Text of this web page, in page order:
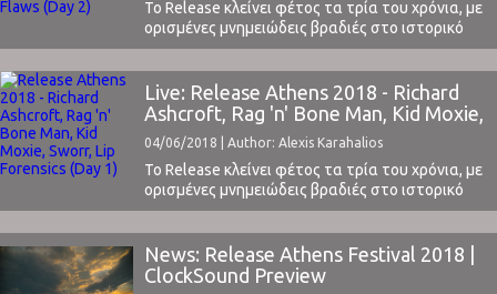
To Release κλείνει φέτος τα τρία του χρόνια, με
ορισμένες μνημειώδεις βραδιές στο ιστορικό
του, έχοντας βάλει τη σφραγίδα του στον
χάρτη των μεγάλων εγχώριων φεστιβάλ. Το
ClockSound, πιστό στο ραντεβού του, έδωσε
και φέτος το παρόν και παρουσιάσει τις
εντυπώσεις τον συντακτών του για κάθε
βραδιά του φεστιβάλ.Μας άρεσαν ...
Live: Release Athens 2018 - Richard
Ashcroft, Rag 'n' Bone Man, Kid Moxie,
Sworr, Lip Forensics (Day 1)
04/06/2018 | Author: Alexis Karahalios
To Release κλείνει φέτος τα τρία του χρόνια, με
ορισμένες μνημειώδεις βραδιές στο ιστορικό
του, έχοντας βάλει τη σφραγίδα του στον
χάρτη των μεγάλων εγχώριων φεστιβάλ. Το
ClockSound, πιστό στο ραντεβού του, έδωσε
και φέτος το παρόν και θα σας παρουσιάσει τις
News: Release Athens Festival 2018 |
ClockSound Preview